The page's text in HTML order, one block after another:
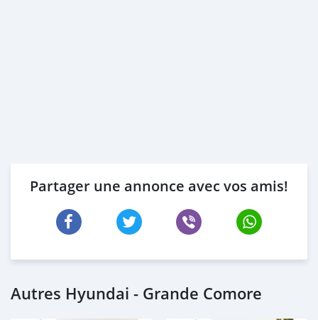
Partager une annonce avec vos amis!
Autres Hyundai - Grande Comore